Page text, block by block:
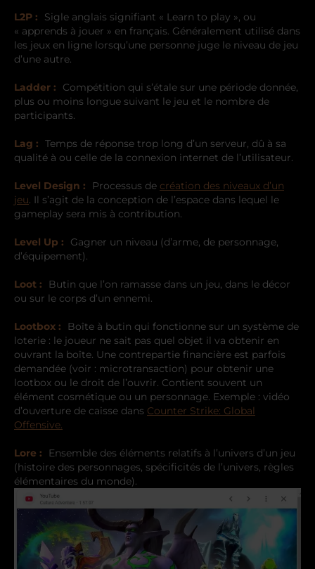
L2P :
Sigle anglais signifiant « Learn to play », ou
« apprends à jouer » en français. Généralement utilisé dans
les jeux en ligne lorsqu’une personne juge le niveau de jeu
d’une autre.
Ladder :
Compétition qui s’étale sur une période donnée,
plus ou moins longue suivant le jeu et le nombre de
participants.
Lag : Temps de réponse trop long d’un serveur, dû à sa
qualité à ou celle de la connexion internet de l’utilisateur.
Level Design : Processus de création des niveaux d’un
jeu. Il s’agit de la conception de l’espace dans lequel le
gameplay sera mis à contribution.
Level Up :
Gagner un niveau (d’arme, de personnage,
d’équipement).
Loot :
Butin que l’on ramasse dans un jeu, dans le décor
ou sur le corps d’un ennemi.
Lootbox :
Boîte à butin qui fonctionne sur un système de
loterie : le joueur ne sait pas quel objet il va obtenir en
ouvrant la boîte. Une contrepartie financière est parfois
demandée (voir : microtransaction) pour obtenir une
lootbox ou le droit de l’ouvrir. Contient souvent un
élément cosmétique ou un personnage. Exemple : vidéo
d’ouverture de caisse dans Counter Strike: Global
Offensive.
Lore :
Ensemble des éléments relatifs à l’univers d’un jeu
(histoire des personnages, spécificités de l’univers, règles
élémentaires du monde).